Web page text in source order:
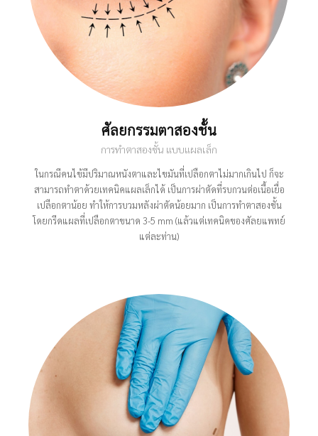
ศัลยกรรมตาสองชั้น
การทำตาสองชั้น แบบแผลเล็ก
ในกรณีคนไข้มีปริมาณหนังตาและไขมันที่เปลือกตาไม่มากเกินไป ก็จะ
สามารถทำตาด้วยเทคนิคแผลเล็กได้ เป็นการผ่าตัดที่รบกวนต่อเนื้อเยื่อ
เปลือกตาน้อย ทำให้การบวมหลังผ่าตัดน้อยมาก เป็นการทำตาสองชั้น
โดยกรีดแผลที่เปลือกตาขนาด 3-5 mm (แล้วแต่เทคนิคของศัลยแพทย์
แต่ละท่าน)